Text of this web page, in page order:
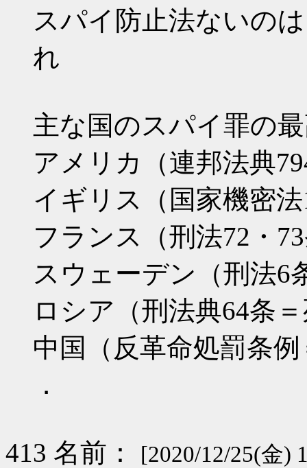
スパイ防止法ないの
れ
主な国のスパイ罪の
アメリカ（連邦法典
イギリス（国家機密
フランス（刑法72・
スウェーデン（刑法6
ロシア（刑法典64条
中国（反革命処罰条
．
413 名前： [2020/12/25(金)